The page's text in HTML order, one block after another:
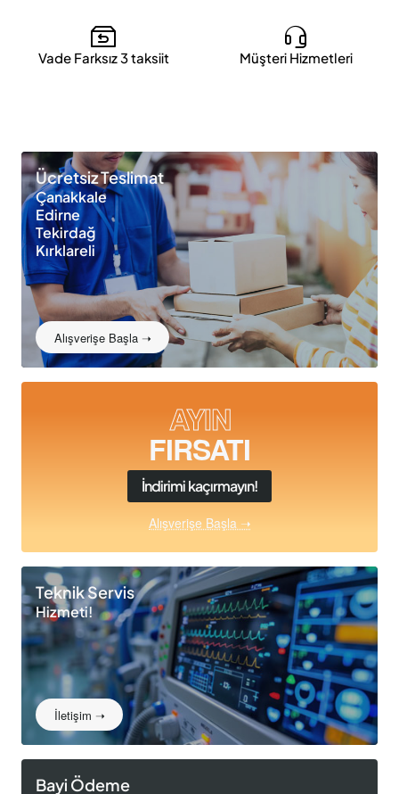
Vade Farksız 3 taksiit Müşteri Hizmetleri
Ücretsiz Teslimat
Çanakkale
Edirne
Tekirdağ
Kırklareli
Alışverişe Başla ➝
AYIN
FIRSATI
İndirimi kaçırmayın!
Alışverişe Başla ➝
Teknik Servis
Hizmeti!
İletişim ➝
Bayi Ödeme